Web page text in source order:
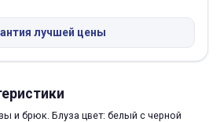
лучшей цены
и брюк. Блуза цвет: белый с черной